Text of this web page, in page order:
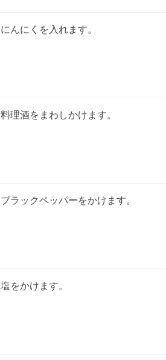
にんにくを入れます。
料理酒をまわしかけます。
ブラックペッパーをかけます。
塩をかけます。